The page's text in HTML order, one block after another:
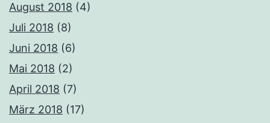
August 2018 (4)
Juli 2018 (8)
Juni 2018 (6)
Mai 2018 (2)
April 2018 (7)
März 2018 (17)